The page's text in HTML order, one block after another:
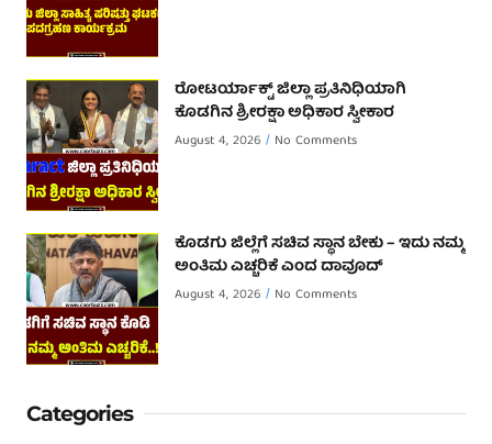
ರೋಟರ್ಯಾಕ್ಟ್ ಜಿಲ್ಲಾ ಪ್ರತಿನಿಧಿಯಾಗಿ
ಕೊಡಗಿನ ಶ್ರೀರಕ್ಷಾ ಅಧಿಕಾರ ಸ್ವೀಕಾರ
August 4, 2026 No Comments
ಕೊಡಗು ಜಿಲ್ಲೆಗೆ ಸಚಿವ ಸ್ಥಾನ ಬೇಕು – ಇದು ನಮ್ಮ
ಅಂತಿಮ ಎಚ್ಚರಿಕೆ ಎಂದ ದಾವೂದ್ ‌
August 4, 2026 No Comments
Categories